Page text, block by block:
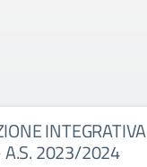
INTEGRATIVA
A.S. 2023/2024